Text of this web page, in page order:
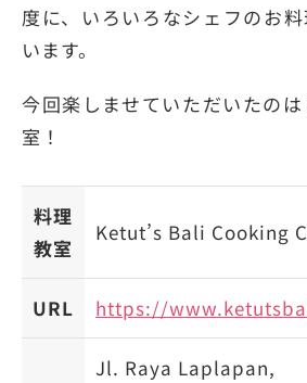
度に、いろいろなシェフのお
います。
今回楽しませていただいたの
室！
料理
教室
Ketut’s Bali Cooking
URL https://
Jl. Raya Laplapan,